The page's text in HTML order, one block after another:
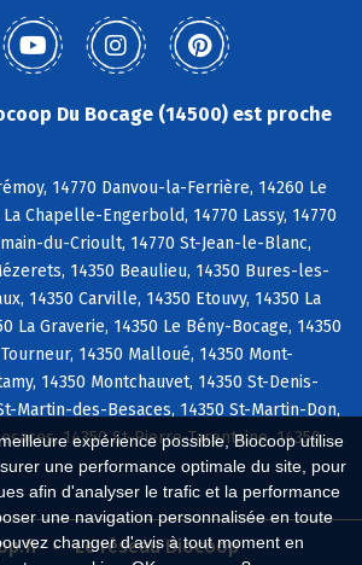
expérience possible, Biocoop utilise
une performance optimale du site, pour
afin d'analyser le trafic et la performance
une navigation personnalisée en toute
changer d'avis à tout moment en
Du Bocage (14500) est proche
14770 Danvou-la-Ferrière, 14260 Le
Chapelle-Engerbold, 14770 Lassy, 14770
du-Crioult, 14770 St-Jean-le-Blanc,
14350 Beaulieu, 14350 Bures-les-
14350 Carville, 14350 Etouvy, 14350 La
La Graverie, 14350 Le Bény-Bocage, 14350
14350 Malloué, 14350 Mont-
14350 Montchauvet, 14350 St-Denis-
Martin-des-Besaces, 14350 St-Martin-Don,
14350 St-Pierre-Tarentaine, 14350
Le réseau Biocoop